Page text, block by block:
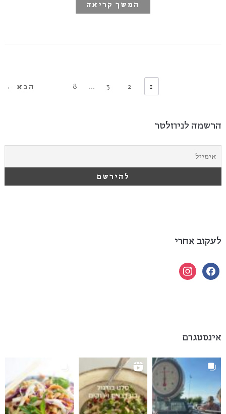
המשך קריאה
1
2
3
…
8 הבא ←
הרשמה לניוזלטר
לעקוב אחרי
facebook
instagram
אינסטגרם